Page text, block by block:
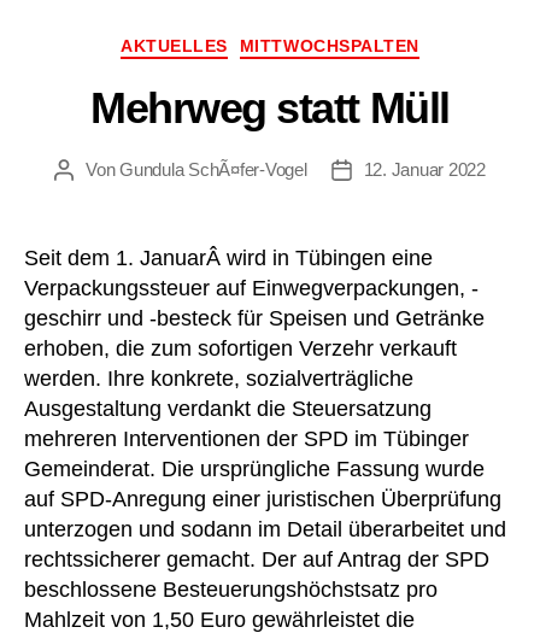
Kategorien
AKTUELLES MITTWOCHSPALTEN
Mehrweg statt Müll
Beitragsautor
VonGundula SchÃ¤fer-Vogel Beitragsdatum
12. Januar 2022
Seit dem 1. JanuarÂ wird in Tübingen eine
Verpackungssteuer auf Einwegverpackungen, -
geschirr und -besteck für Speisen und Getränke
erhoben, die zum sofortigen Verzehr verkauft
werden. Ihre konkrete, sozialverträgliche
Ausgestaltung verdankt die Steuersatzung
mehreren Interventionen der SPD im Tübinger
Gemeinderat. Die ursprüngliche Fassung wurde
auf SPD-Anregung einer juristischen Überprüfung
unterzogen und sodann im Detail überarbeitet und
rechtssicherer gemacht. Der auf Antrag der SPD
beschlossene Besteuerungshöchstsatz pro
Mahlzeit von 1,50 Euro gewährleistet die